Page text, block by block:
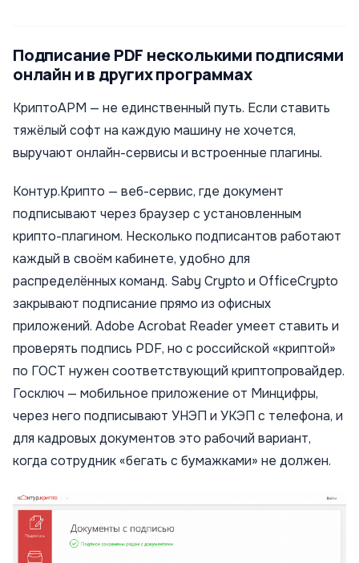
Подписание PDF несколькими подписями
онлайн и в других программах
КриптоАРМ — не единственный путь. Если ставить
тяжёлый софт на каждую машину не хочется,
выручают онлайн-сервисы и встроенные плагины.
Контур.Крипто — веб-сервис, где документ
подписывают через браузер с установленным
крипто-плагином. Несколько подписантов работают
каждый в своём кабинете, удобно для
распределённых команд. Saby Crypto и OfficeCrypto
закрывают подписание прямо из офисных
приложений. Adobe Acrobat Reader умеет ставить и
проверять подпись PDF, но с российской «криптой»
по ГОСТ нужен соответствующий криптопровайдер.
Госключ — мобильное приложение от Минцифры,
через него подписывают УНЭП и УКЭП с телефона, и
для кадровых документов это рабочий вариант,
когда сотрудник «бегать с бумажками» не должен.